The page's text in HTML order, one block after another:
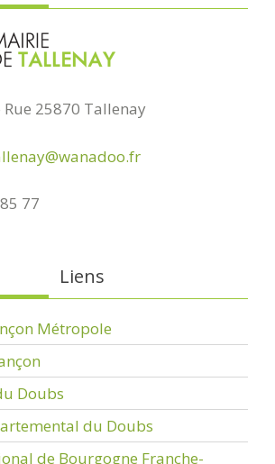
Rue 25870 Tallenay
77
Liens
Métropole
Doubs
du Doubs
de Bourgogne Franche-